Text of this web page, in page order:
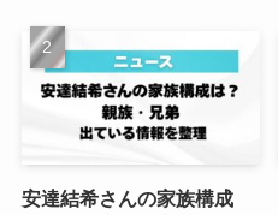
安達結希さんの家族構成